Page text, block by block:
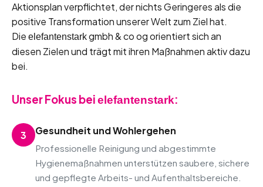
Aktionsplan verpflichtet, der nichts Geringeres als die
positive Transformation unserer Welt zum Ziel hat.
Die elefantenstarkgmbh & co og orientiert sich an
diesen Zielen und trägt mit ihren Maßnahmen aktiv dazu
bei.
Unser Fokus beielefantenstark:
3 Gesundheit und Wohlergehen
Professionelle Reinigung und abgestimmte
Hygienemaßnahmen unterstützen saubere, sichere
und gepflegte Arbeits- und Aufenthaltsbereiche.